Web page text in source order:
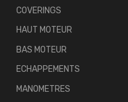
COVERINGS
HAUT MOTEUR
BAS MOTEUR
ECHAPPEMENTS
MANOMETRES